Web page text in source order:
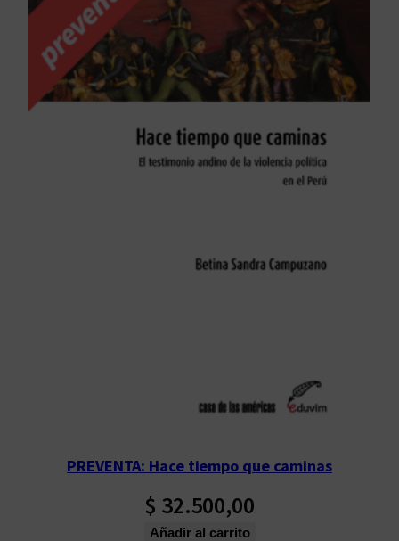
PREVENTA: Hace tiempo que caminas
$ 32.500,00
Añadir al carrito